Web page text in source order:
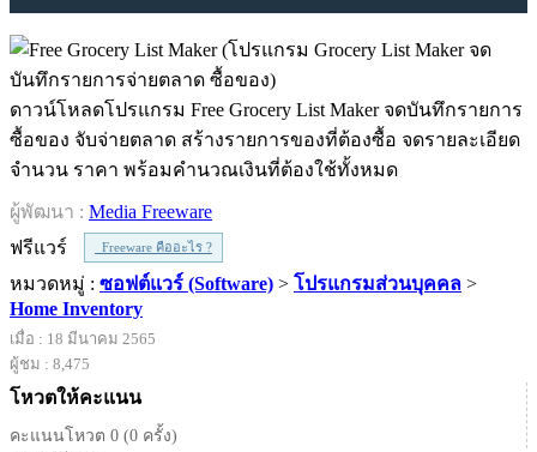
ดาวน์โหลดโปรแกรม Free Grocery List Maker จดบันทึกรายการ
ซื้อของ จับจ่ายตลาด สร้างรายการของที่ต้องซื้อ จดรายละเอียด
จำนวน ราคา พร้อมคำนวณเงินที่ต้องใช้ทั้งหมด
ผู้พัฒนา : Media Freeware
ฟรีแวร์
Freeware คืออะไร ?
หมวดหมู่ : ซอฟต์แวร์ (Software) > โปรแกรมส่วนบุคคล >
Home Inventory
เมื่อ : 18 มีนาคม 2565
ผู้ชม : 8,475
โหวตให้คะแนน
คะแนนโหวต 0 (0 ครั้ง)